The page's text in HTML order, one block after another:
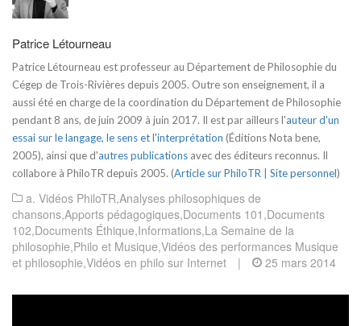
Patrice Létourneau
Patrice Létourneau est professeur au Département de Philosophie du
Cégep de Trois-Rivières depuis 2005. Outre son enseignement, il a
aussi été en charge de la coordination du Département de Philosophie
pendant 8 ans, de juin 2009 à juin 2017. Il est par ailleurs l'auteur d'un
essai sur le langage, le sens et l'interprétation (Éditions Nota bene,
2005), ainsi que d'autres publications avec des éditeurs reconnus. Il
collabore à PhiloTR depuis 2005. (Article sur PhiloTR Site personnel)
a. Vidéos PhiloTR,Analyses philosophiques de
chansons,Apports pédagogiques,Documents 101 ,Documents
102,Documents Éthique,Informations,La Semaine de la
philosophie,Philo et Musique,Vidéos des performances Musique
et philosophie,Vidéos en philo sur Internet | 25 mars 2014